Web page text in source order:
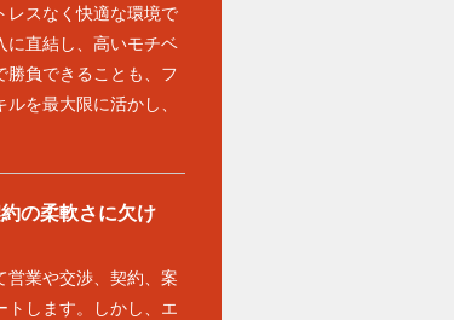
レスなく快適な環境で
に直結し、高いモチベ
勝負できることも、フ
を最大限に活かし、
の柔軟さに欠け
営業や交渉、契約、案
トします。しかし、エ